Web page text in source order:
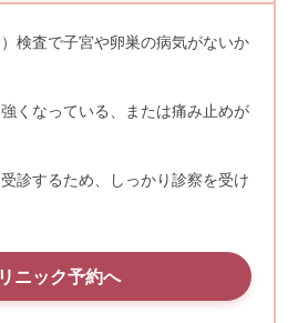
検査で子宮や卵巣の病気がないか
くなっている、または痛み止めが
診するため、しっかり診察を受け
ニック予約へ